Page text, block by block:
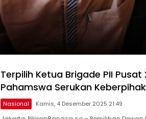
Terpilih Ketua Brigade PII
Pahamswa Serukan
Nasional Kamis, 4 Desember 2025 21:49